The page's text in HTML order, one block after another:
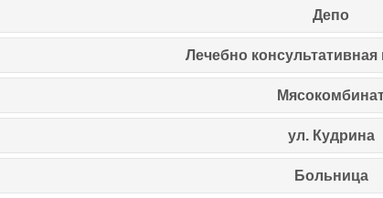
Депо
Лечебно консультативная
ул. Кудрина
Больница